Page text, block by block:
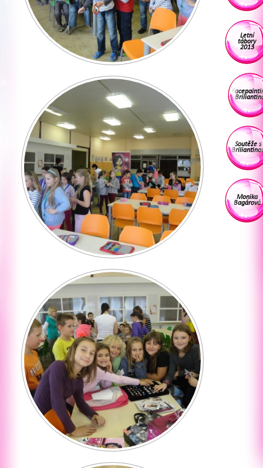
Letní
tábory
2013
Soutěže s
Monika
Bagárová